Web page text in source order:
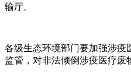
输厅。
各级生态环境部门要加强涉疫
监管，对非法倾倒涉疫医疗废